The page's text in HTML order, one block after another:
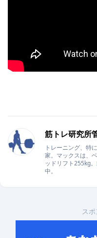
筋トレ研究所
トレーニング、特
家。マックスは、
ッドリフト255kg
中。
ス